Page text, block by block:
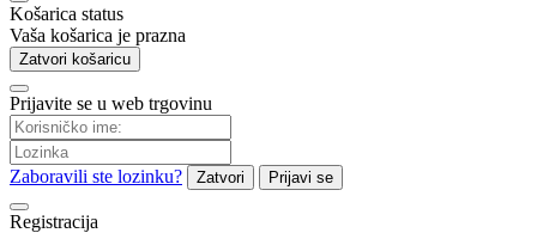
Košarica status
Vaša košarica je prazna
Zatvori košaricu
Prijavite se u web trgovinu
Zaboravili ste lozinku? Zatvori Prijavi se
Registracija